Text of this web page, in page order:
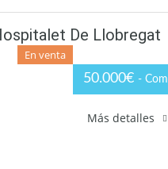
De Llobregat
En venta
50.000€ -
Más detalles